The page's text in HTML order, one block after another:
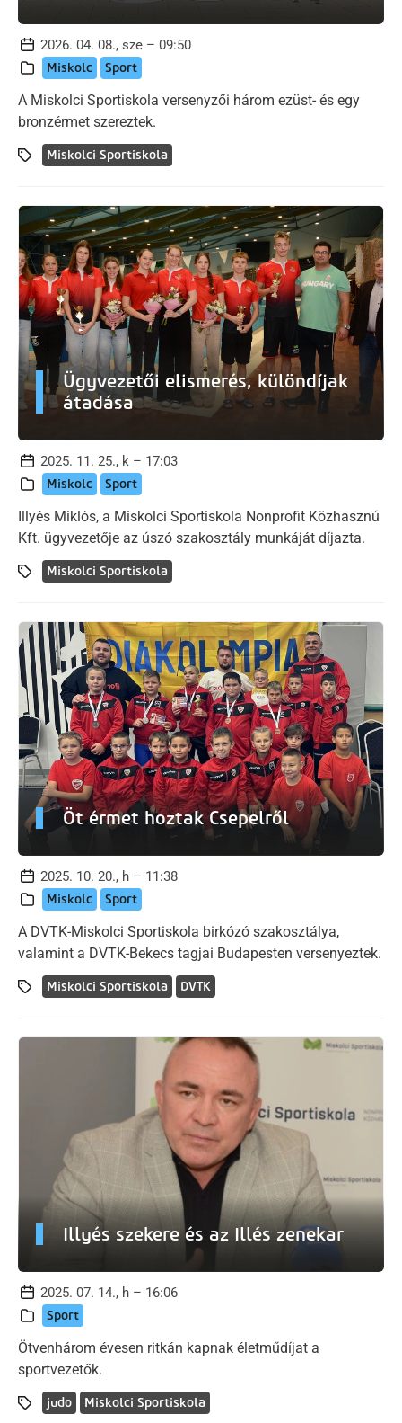
2026. 04. 08., sze – 09:50
Miskolc Sport
A Miskolci Sportiskola versenyzői három ezüst- és egy
bronzérmet szereztek.
Miskolci Sportiskola
Ügyvezetői elismerés, különdíjak
átadása
2025. 11. 25., k – 17:03
Miskolc Sport
Illyés Miklós, a Miskolci Sportiskola Nonprofit Közhasznú
Kft. ügyvezetője az úszó szakosztály munkáját díjazta.
Miskolci Sportiskola
Öt érmet hoztak Csepelről
2025. 10. 20., h – 11:38
Miskolc Sport
A DVTK-Miskolci Sportiskola birkózó szakosztálya,
valamint a DVTK-Bekecs tagjai Budapesten versenyeztek.
Miskolci Sportiskola DVTK
Illyés szekere és az Illés zenekar
2025. 07. 14., h – 16:06
Sport
Ötvenhárom évesen ritkán kapnak életműdíjat a
sportvezetők.
judo Miskolci Sportiskola